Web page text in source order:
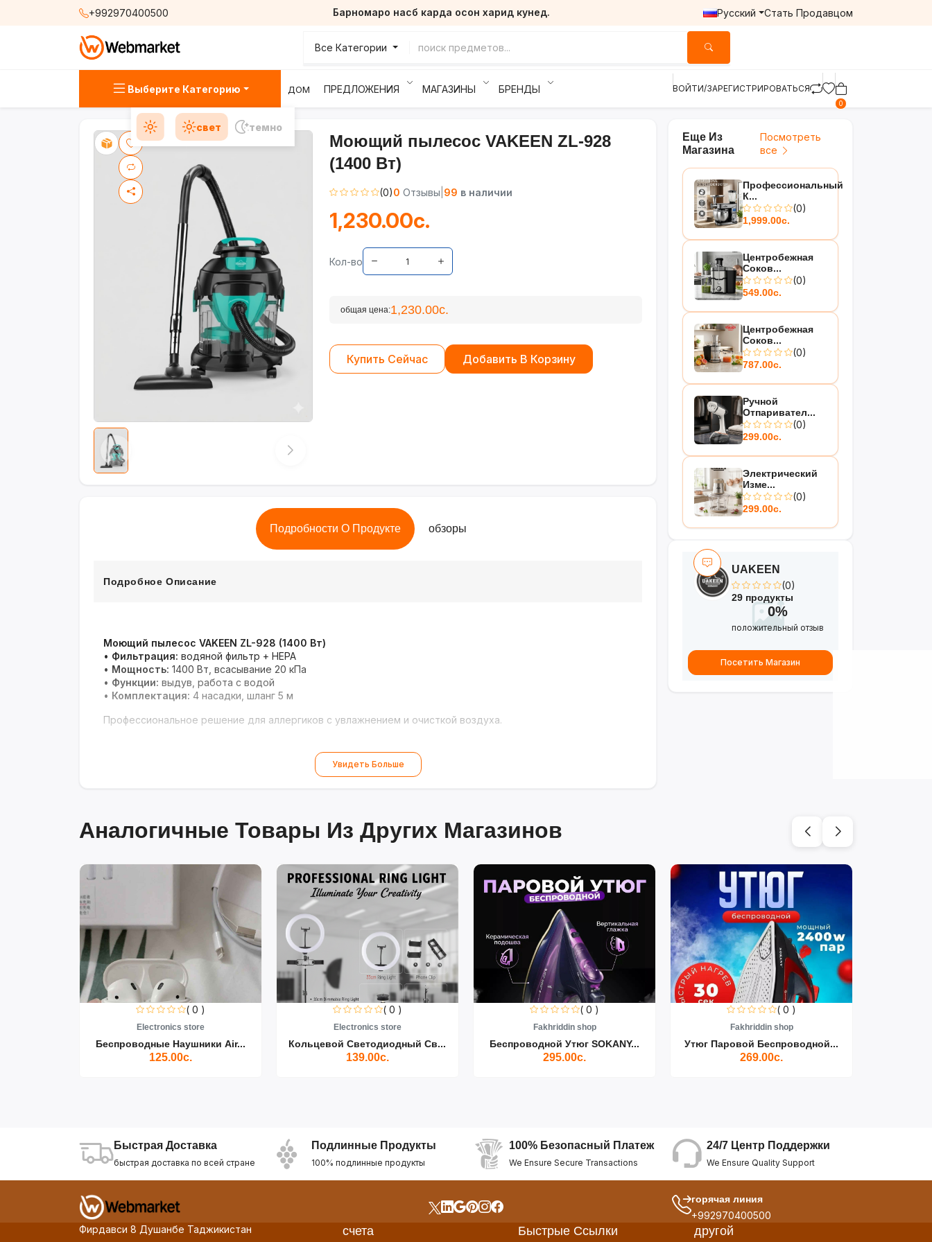
+992970400500 Барномаро насб карда осон харид кунед. Русский Стать Продавцом
Все Категории
Выберите Категорию ДОМ ПРЕДЛОЖЕНИЯ МАГАЗИНЫ БРЕНДЫ ВОЙТИ/ЗАРЕГИСТРИРОВАТЬСЯ
0
свет темно
Моющий пылесос VAKEEN ZL-928
(1400 Вт)
(0)0 Отзывы 99 в наличии
1,230.00с.
Кол-во
общая цена:1,230.00с.
Купить Сейчас Добавить В Корзину
Подробности О Продукте обзоры
Подробное Описание
Моющий пылесос VAKEEN ZL-928 (1400 Вт)
• Фильтрация: водяной фильтр + HEPA
• Мощность: 1400 Вт, всасывание 20 кПа
• Функции: выдув, работа с водой
• Комплектация: 4 насадки, шланг 5 м
Профессиональное решение для аллергиков с увлажнением и очисткой воздуха.
Увидеть Больше
Еще Из
Магазина
Посмотреть
все
Профессиональный
К...
(0)
1,999.00с.
Центробежная
Соков...
(0)
549.00с.
Центробежная
Соков...
(0)
787.00с.
Ручной
Отпаривател...
(0)
299.00с.
Электрический
Изме...
(0)
299.00с.
UAKEEN
(0)
29 продукты
0%
положительный отзыв
Посетить Магазин
Аналогичные Товары Из Других Магазинов
( 0 )
Electronics store
Беспроводные Наушники Air...
125.00с.
( 0 )
Electronics store
Кольцевой Светодиодный Св...
139.00с.
( 0 )
Fakhriddin shop
Беспроводной Утюг SOKANY...
295.00с.
( 0 )
Fakhriddin shop
Утюг Паровой Беспроводной...
269.00с.
Быстрая Доставка
быстрая доставка по всей стране
Подлинные Продукты
100% подлинные продукты
100% Безопасный Платеж
We Ensure Secure Transactions
24/7 Центр Поддержки
We Ensure Quality Support
горячая линия
+992970400500
Фирдавси 8 Душанбе Таджикистан
счета Быстрые Ссылки другой